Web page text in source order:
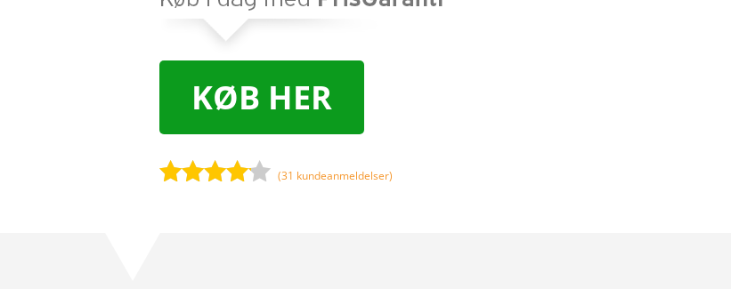
KØB HER
(31 kundeanmeldelser)